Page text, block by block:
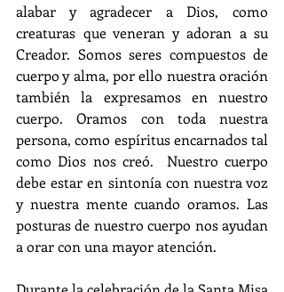
alabar y agradecer a Dios, como
creaturas que veneran y adoran a su
Creador. Somos seres compuestos de
cuerpo y alma, por ello nuestra oración
también la expresamos en nuestro
cuerpo. Oramos con toda nuestra
persona, como espíritus encarnados tal
como Dios nos creó.  Nuestro cuerpo
debe estar en sintonía con nuestra voz
y nuestra mente cuando oramos. Las
posturas de nuestro cuerpo nos ayudan
a orar con una mayor atención.